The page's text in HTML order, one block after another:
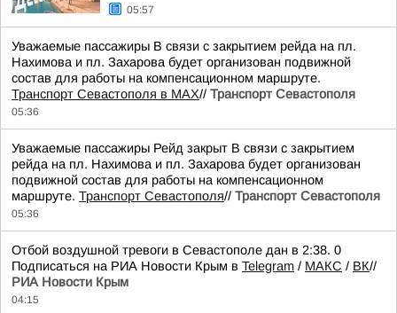
05:57
Уважаемые пассажиры В связи с закрытием рейда на пл.
Нахимова и пл. Захарова будет организован подвижной
состав для работы на компенсационном маршруте.
Транспорт Севастополя в MAX// Транспорт Севастополя
05:36
Уважаемые пассажиры Рейд закрыт В связи с закрытием
рейда на пл. Нахимова и пл. Захарова будет организован
подвижной состав для работы на компенсационном
маршруте. Транспорт Севастополя// Транспорт Севастополя
05:36
Отбой воздушной тревоги в Севастополе дан в 2:38. 0
Подписаться на РИА Новости Крым в Telegram / МАКС / ВК//
РИА Новости Крым
04:15